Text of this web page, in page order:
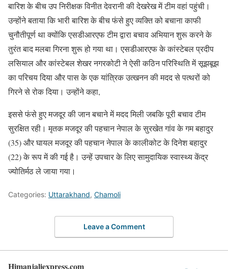
बारिश के बीच उप निरीक्षक विनीत देवरानी की देखरेख में टीम वहां पहुंची।
उन्होंने बताया कि भारी बारिश के बीच फंसे हुए व्यक्ति को बचाना काफी
चुनौतीपूर्ण था क्योंकि एसडीआरएफ टीम द्वारा बचाव अभियान शुरू करने के
तुरंत बाद मलबा गिरना शुरू हो गया था। एसडीआरएफ के कांस्टेबल प्रदीप
लसियाल और कांस्टेबल शेखर नगरकोटी ने ऐसी कठिन परिस्थिति में सूझबूझ
का परिचय दिया और पास के एक यांत्रिक उत्खनन की मदद से पत्थरों को
गिरने से रोक दिया। उन्होंने कहा,
इससे फंसे हुए मजदूर की जान बचाने में मदद मिली जबकि पूरी बचाव टीम
सुरक्षित रही। मृतक मजदूर की पहचान नेपाल के सुरखेत गांव के गम बहादुर
(35) और घायल मजदूर की पहचान नेपाल के कालीकोट के दिनेश बहादुर
(22) के रूप में की गई है। उन्हें उपचार के लिए सामुदायिक स्वास्थ्य केंद्र
ज्योतिर्मठ ले जाया गया।
Categories: Uttarakhand, Chamoli
Leave a Comment
Himanjaliexpress.com